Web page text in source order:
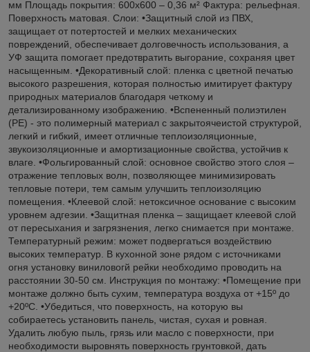
мм Площадь покрытия: 600х600 – 0,36 м² Фактура: рельефная.
Поверхность матовая. Слои: •Защитный слой из ПВХ,
защищает от потертостей и мелких механических
повреждений, обеспечивает долговечность использования, а
УФ защита помогает предотвратить выгорание, сохраняя цвет
насыщенным. •Декоративный слой: пленка с цветной печатью
высокого разрешения, которая полностью имитирует фактуру
природных материалов благодаря четкому и
детализированному изображению. •Вспененный полиэтилен
(РЕ) - это полимерный материал с закрытоячеистой структурой,
легкий и гибкий, имеет отличные теплоизоляционные,
звукоизоляционные и амортизационные свойства, устойчив к
влаге. •Фольгированный слой: основное свойство этого слоя –
отражение тепловых волн, позволяющее минимизировать
тепловые потери, тем самым улучшить теплоизоляцию
помещения. •Клеевой слой: нетоксичное основание с высоким
уровнем адгезии. •Защитная пленка – защищает клеевой слой
от пересыхания и загрязнения, легко снимается при монтаже.
Температурный режим: может подвергаться воздействию
высоких температур. В кухонной зоне рядом с источниками
огня установку виниловогй рейки необходимо проводить на
расстоянии 30-50 см. Инструкция по монтажу: •Помещение при
монтаже должно быть сухим, температура воздуха от +15º до
+20ºС. •Убедиться, что поверхность, на которую вы
собираетесь установить панель, чистая, сухая и ровная.
Удалить любую пыль, грязь или масло с поверхности, при
необходимости выровнять поверхность грунтовкой, дать